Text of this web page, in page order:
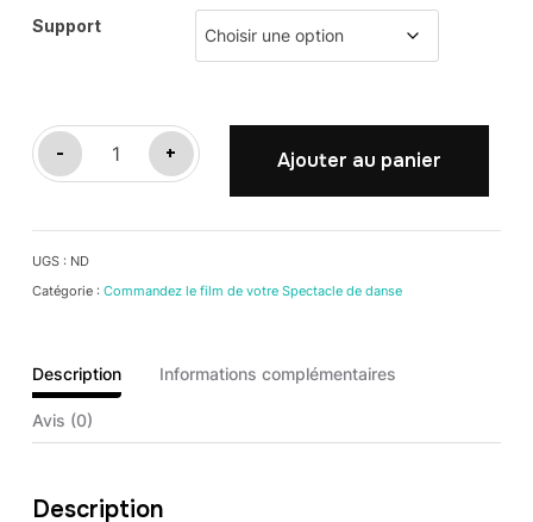
Support
-
quantité
de
OBSCUR
(L'ATELIER)
+ Ajouter au panier
UGS : ND
Catégorie : Commandez le film de votre Spectacle de danse
Description Informations complémentaires
Avis (0)
Description